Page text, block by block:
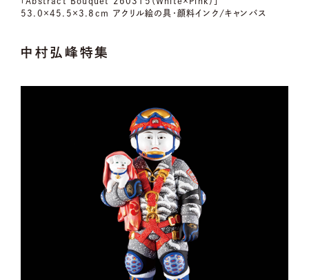
53.0×45.5×3.8cm アクリル絵の具・顔料インク/キャンバス
中村弘峰特集